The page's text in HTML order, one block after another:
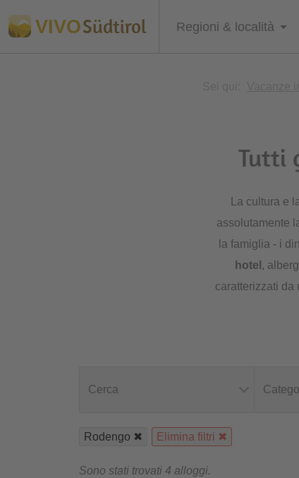
VIVOSüdtirol Regioni & località
Tutti
La cultura e
assolutamente
la famiglia - i
hotel ,
caratterizzati da
Cerca
Rodengo Elimina filtri
Sono stati trovati 4 alloggi.